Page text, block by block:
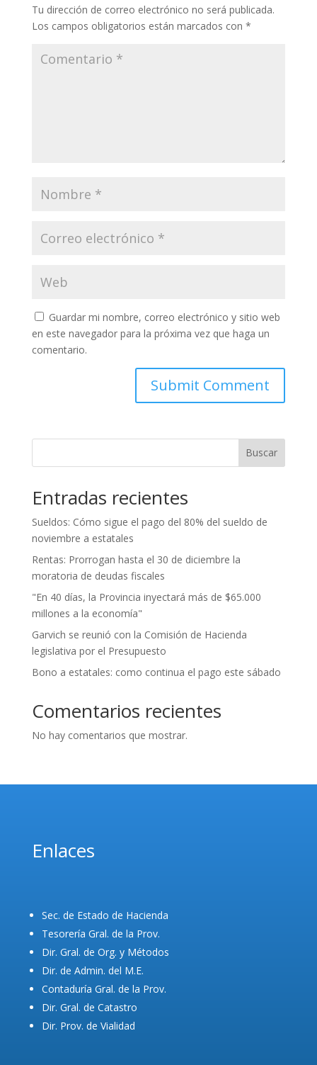
Tu dirección de correo electrónico no será publicada.
Los campos obligatorios están marcados con *
Guardar mi nombre, correo electrónico y sitio web
en este navegador para la próxima vez que haga un
comentario.
Buscar
Entradas recientes
Sueldos: Cómo sigue el pago del 80% del sueldo de
noviembre a estatales
Rentas: Prorrogan hasta el 30 de diciembre la
moratoria de deudas fiscales
"En 40 días, la Provincia inyectará más de $65.000
millones a la economía"
Garvich se reunió con la Comisión de Hacienda
legislativa por el Presupuesto
Bono a estatales: como continua el pago este sábado
Comentarios recientes
No hay comentarios que mostrar.
Enlaces
Sec. de Estado de Hacienda
Tesorería Gral. de la Prov.
Dir. Gral. de Org. y Métodos
Dir. de Admin. del M.E.
Contaduría Gral. de la Prov.
Dir. Gral. de Catastro
Dir. Prov. de Vialidad